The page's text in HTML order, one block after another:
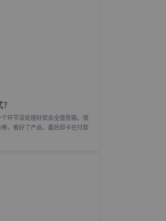
环节没处理好就会全盘皆输。很
，看好了产品，最后却卡在付款